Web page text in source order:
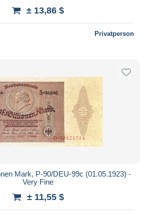
± 13,86 $
Privatperson
Mark, P-90/DEU-99c (01.05.1923) -
Very Fine
± 11,55 $